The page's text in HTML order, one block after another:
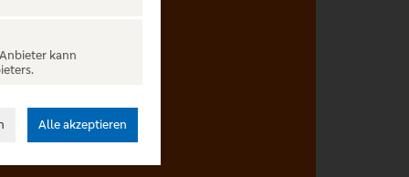
kann
Alle akzeptieren